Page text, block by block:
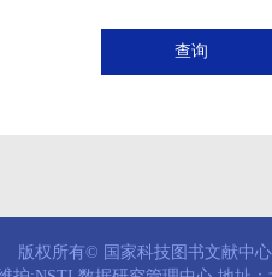
查询
版权所有© 国家科技图书文献中心